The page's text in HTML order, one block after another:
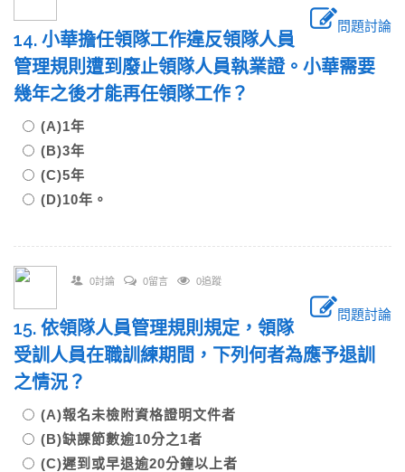
問題討論
14. 小華擔任領隊工作違反領隊人員
管理規則遭到廢止領隊人員執業證。小華需要
幾年之後才能再任領隊工作？
(A)1年
(B)3年
(C)5年
(D)10年。
0討論 0留言 0追蹤
問題討論
15. 依領隊人員管理規則規定，領隊
受訓人員在職訓練期間，下列何者為應予退訓
之情況？
(A)報名未檢附資格證明文件者
(B)缺課節數逾10分之1者
(C)遲到或早退逾20分鐘以上者